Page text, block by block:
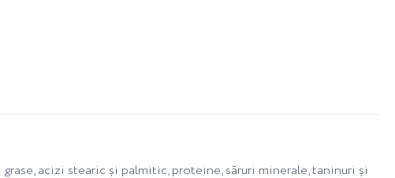
acizi stearic și palmitic, proteine, săruri minerale, taninuri și